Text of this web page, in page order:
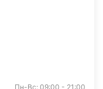
Пн-Вс: 09:00 - 21:00